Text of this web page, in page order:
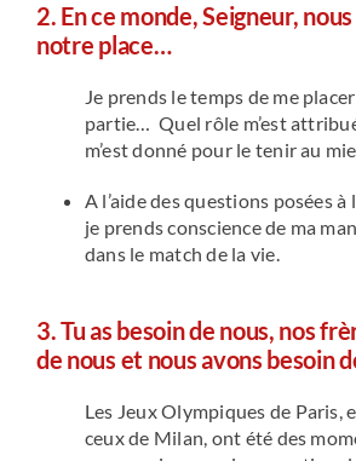
2. En ce monde, Seigneur,
notre place…
Je prends le temps de me
partie… Quel rôle m’est
m’est donné pour le tenir au
A l’aide des questions posées
je prends conscience de ma
dans le match de la vie.
3. Tu as besoin de nous, nos
de nous et nous avons besoin
Les Jeux Olympiques de Paris,
ceux de Milan, ont été des